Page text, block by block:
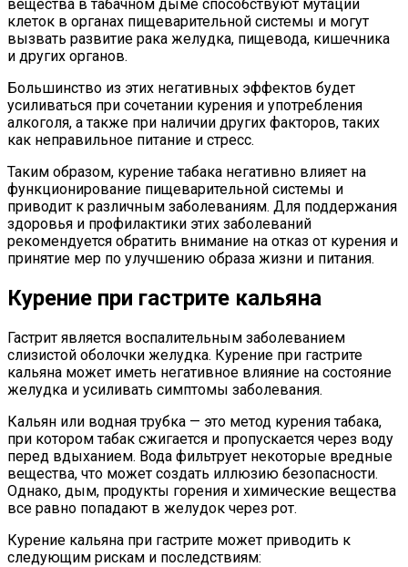
вещества в табачном дыме способствуют мутации
клеток в органах пищеварительной системы и могут
вызвать развитие рака желудка, пищевода, кишечника
и других органов.
Большинство из этих негативных эффектов будет
усиливаться при сочетании курения и употребления
алкоголя, а также при наличии других факторов, таких
как неправильное питание и стресс.
Таким образом, курение табака негативно влияет на
функционирование пищеварительной системы и
приводит к различным заболеваниям. Для поддержания
здоровья и профилактики этих заболеваний
рекомендуется обратить внимание на отказ от курения и
принятие мер по улучшению образа жизни и питания.
Курение при гастрите кальяна
Гастрит является воспалительным заболеванием
слизистой оболочки желудка. Курение при гастрите
кальяна может иметь негативное влияние на состояние
желудка и усиливать симптомы заболевания.
Кальян или водная трубка — это метод курения табака,
при котором табак сжигается и пропускается через воду
перед вдыханием. Вода фильтрует некоторые вредные
вещества, что может создать иллюзию безопасности.
Однако, дым, продукты горения и химические вещества
все равно попадают в желудок через рот.
Курение кальяна при гастрите может приводить к
следующим рискам и последствиям: